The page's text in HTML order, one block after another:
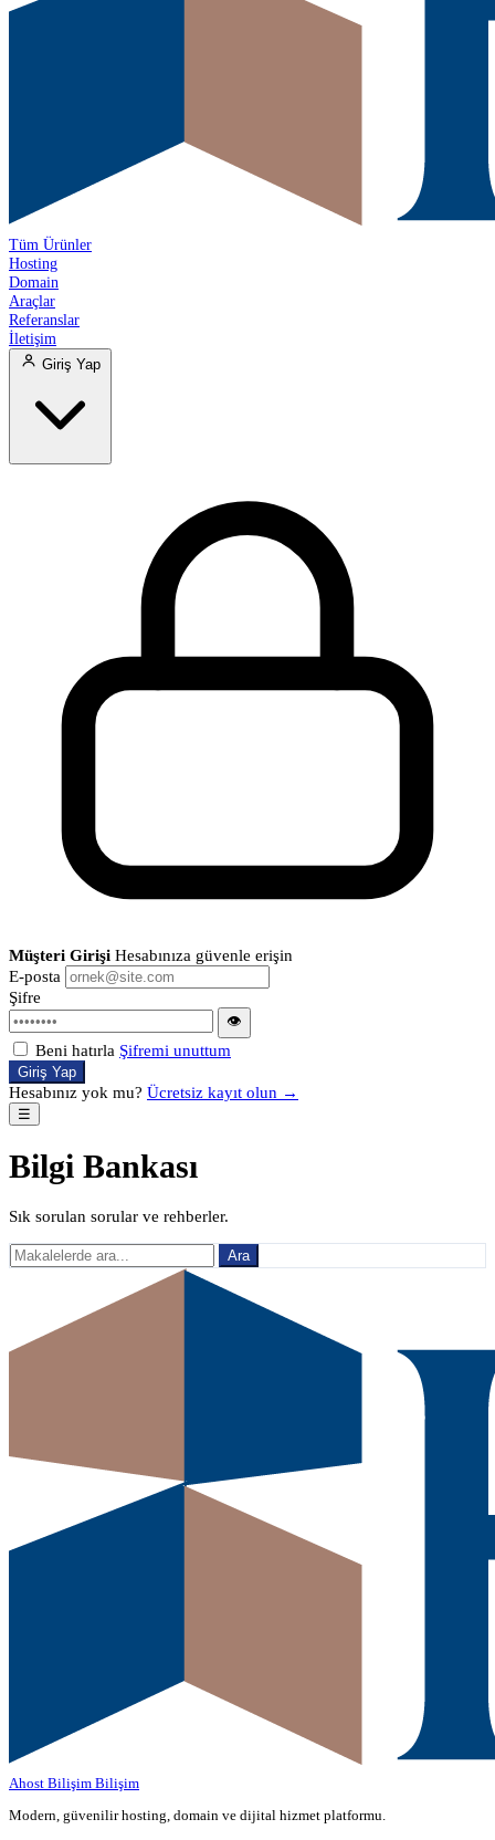
Tüm Ürünler
Hosting
Domain
Araçlar
Referanslar
İletişim
Giriş Yap
Müşteri Girişi Hesabınıza güvenle erişin
E-posta
Şifre
👁
Beni hatırla Şifremi unuttum
Giriş Yap
Hesabınız yok mu? Ücretsiz kayıt olun →
☰
Bilgi Bankası
Sık sorulan sorular ve rehberler.
Ara
Ahost Bilişim Bilişim
Modern, güvenilir hosting, domain ve dijital hizmet platformu.